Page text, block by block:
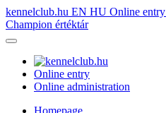
kennelclub.hu EN HU Online entry
Champion értéktár
Online entry
Online administration
Homepage